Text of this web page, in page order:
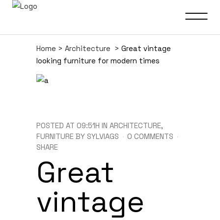
Home > Architecture > Great vintage
looking furniture for modern times
Great
vintage
POSTED AT 09:51H IN ARCHITECTURE,
FURNITURE BY SYLVIAGS
0 COMMENTS
SHARE